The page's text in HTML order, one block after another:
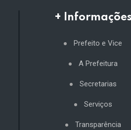
+ Informações
Prefeito e Vice
A Prefeitura
Secretarias
Serviços
Transparência